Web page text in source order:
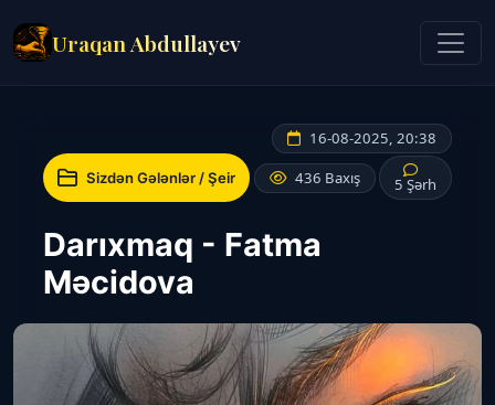
Uraqan Abdullayev
16-08-2025, 20:38
Sizdən Gələnlər / Şeir 436 Baxış 5 Şərh
Darıxmaq - Fatma
Məcidova